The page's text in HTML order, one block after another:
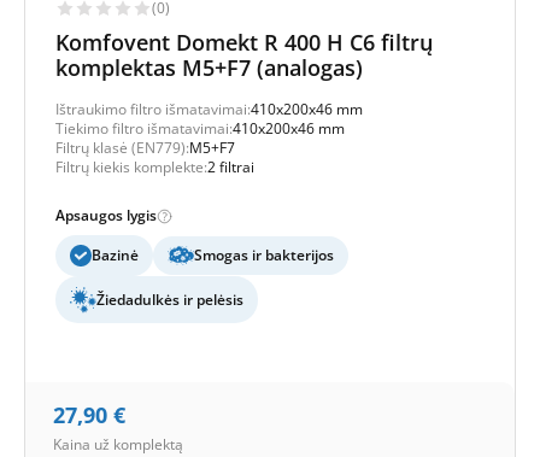
(0)
Komfovent Domekt R 400 H C6 filtrų
komplektas M5+F7 (analogas)
Ištraukimo filtro išmatavimai:410x200x46 mm
Tiekimo filtro išmatavimai:410x200x46 mm
Filtrų klasė (EN779):M5+F7
Filtrų kiekis komplekte:2 filtrai
Apsaugos lygis
Bazinė
Smogas ir bakterijos
Žiedadulkės ir pelėsis
27,90 €
Kaina už komplektą